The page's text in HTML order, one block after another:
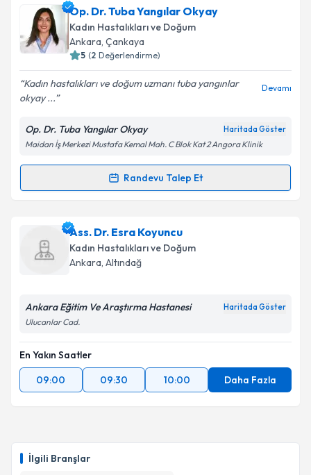
İlgili Branşlar
Op. Dr. Tuba Yangılar Okyay
Kadın Hastalıkları ve Doğum
Ankara, Çankaya
5 (2 Değerlendirme)
Kadın hastalıkları ve doğum uzmanı tuba yangınlar
okyay ...
Devamı
Op. Dr. Tuba Yangılar Okyay Haritada Göster
Maidan İş Merkezi Mustafa Kemal Mah. C Blok Kat 2 Angora Klinik
Randevu Talep Et
Randevu Takvimi Talebi
Op. Dr. Tuba Yangılar Okyay
talebi oluşturun. Size bu uzmandan randevu almanız
için bir takvim hazırlandığında e-posta ile
Kişisel verilerimin işlenmesine ilişkinAydınlatma
'ni okudum ve kişisel verilerimin belirtilen
kapsamda işlenmesini kabul ediyorum.
Takvim Talebini Gönder
Ass. Dr. Esra Koyuncu
Kadın Hastalıkları ve Doğum
Ankara, Altındağ
Ankara Eğitim Ve Araştırma Hastanesi Haritada Göster
Ulucanlar Cad.
En Yakın Saatler
09:00
09:30 10:00 Daha Fazla